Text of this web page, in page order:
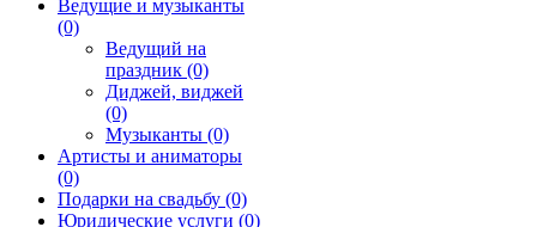
Ведущие и музыканты
(0)
Ведущий на
праздник (0)
Диджей, виджей
(0)
Музыканты (0)
Артисты и аниматоры
(0)
Подарки на свадьбу (0)
Юридические услуги (0)